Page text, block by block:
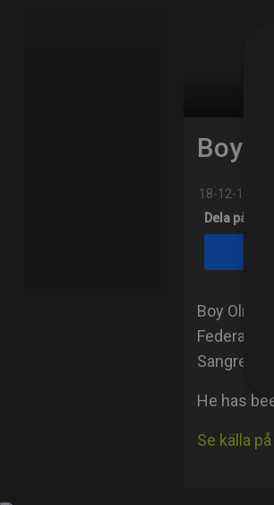
Boy
18-12-1955
Dela på
Boy Olmi
Federal,
Sangre
He has
Se källa